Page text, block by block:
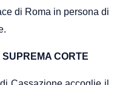
di Roma in persona di
CORTE